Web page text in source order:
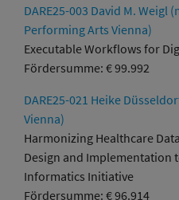
DARE25-003 David M. Weigl
Performing Arts Vienna)
Executable Workflows for
Fördersumme: € 99.992
DARE25-021 Heike
Vienna)
Harmonizing Healthcare
Design and Implementation
Informatics Initiative
Fördersumme: € 96.914